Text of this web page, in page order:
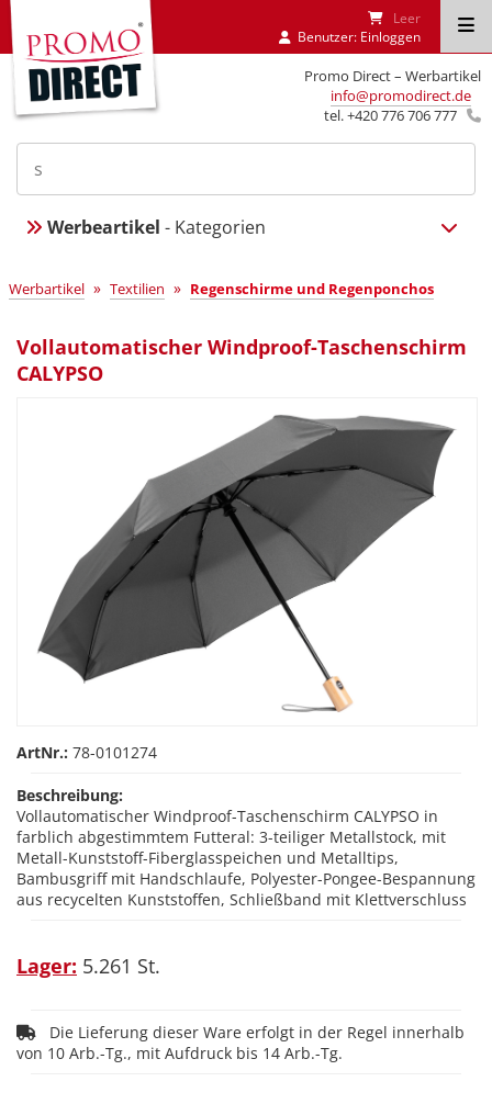
Promo Direct – Werbartikel
info@promodirect.de
tel. +420 776 706 777
Leer
Benutzer: Einloggen
Werbeartikel - Kategorien
Werbartikel » Textilien » Regenschirme und Regenponchos
Vollautomatischer Windproof-Taschenschirm
CALYPSO
ArtNr.: 78-0101274
Beschreibung:
Vollautomatischer Windproof-Taschenschirm CALYPSO in
farblich abgestimmtem Futteral: 3-teiliger Metallstock, mit
Metall-Kunststoff-Fiberglasspeichen und Metalltips,
Bambusgriff mit Handschlaufe, Polyester-Pongee-Bespannung
aus recycelten Kunststoffen, Schließband mit Klettverschluss
Lager: 5.261 St.
Die Lieferung dieser Ware erfolgt in der Regel innerhalb
von 10 Arb.-Tg., mit Aufdruck bis 14 Arb.-Tg.